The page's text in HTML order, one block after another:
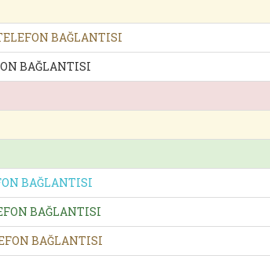
BAĞLANTISI
BAĞLANTISI
BAĞLANTISI
BAĞLANTISI
BAĞLANTISI